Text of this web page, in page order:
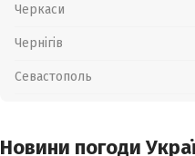
Черкаси
Чернігів
Севастополь
Новини погоди